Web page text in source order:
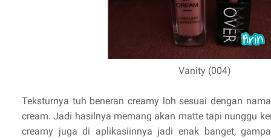
Vanity (004)
Teksturnya tuh beneran creamy loh sesuai dengan
cream. Jadi hasilnya memang akan matte tapi nunggu
creamy juga di aplikasiinnya jadi enak banget,